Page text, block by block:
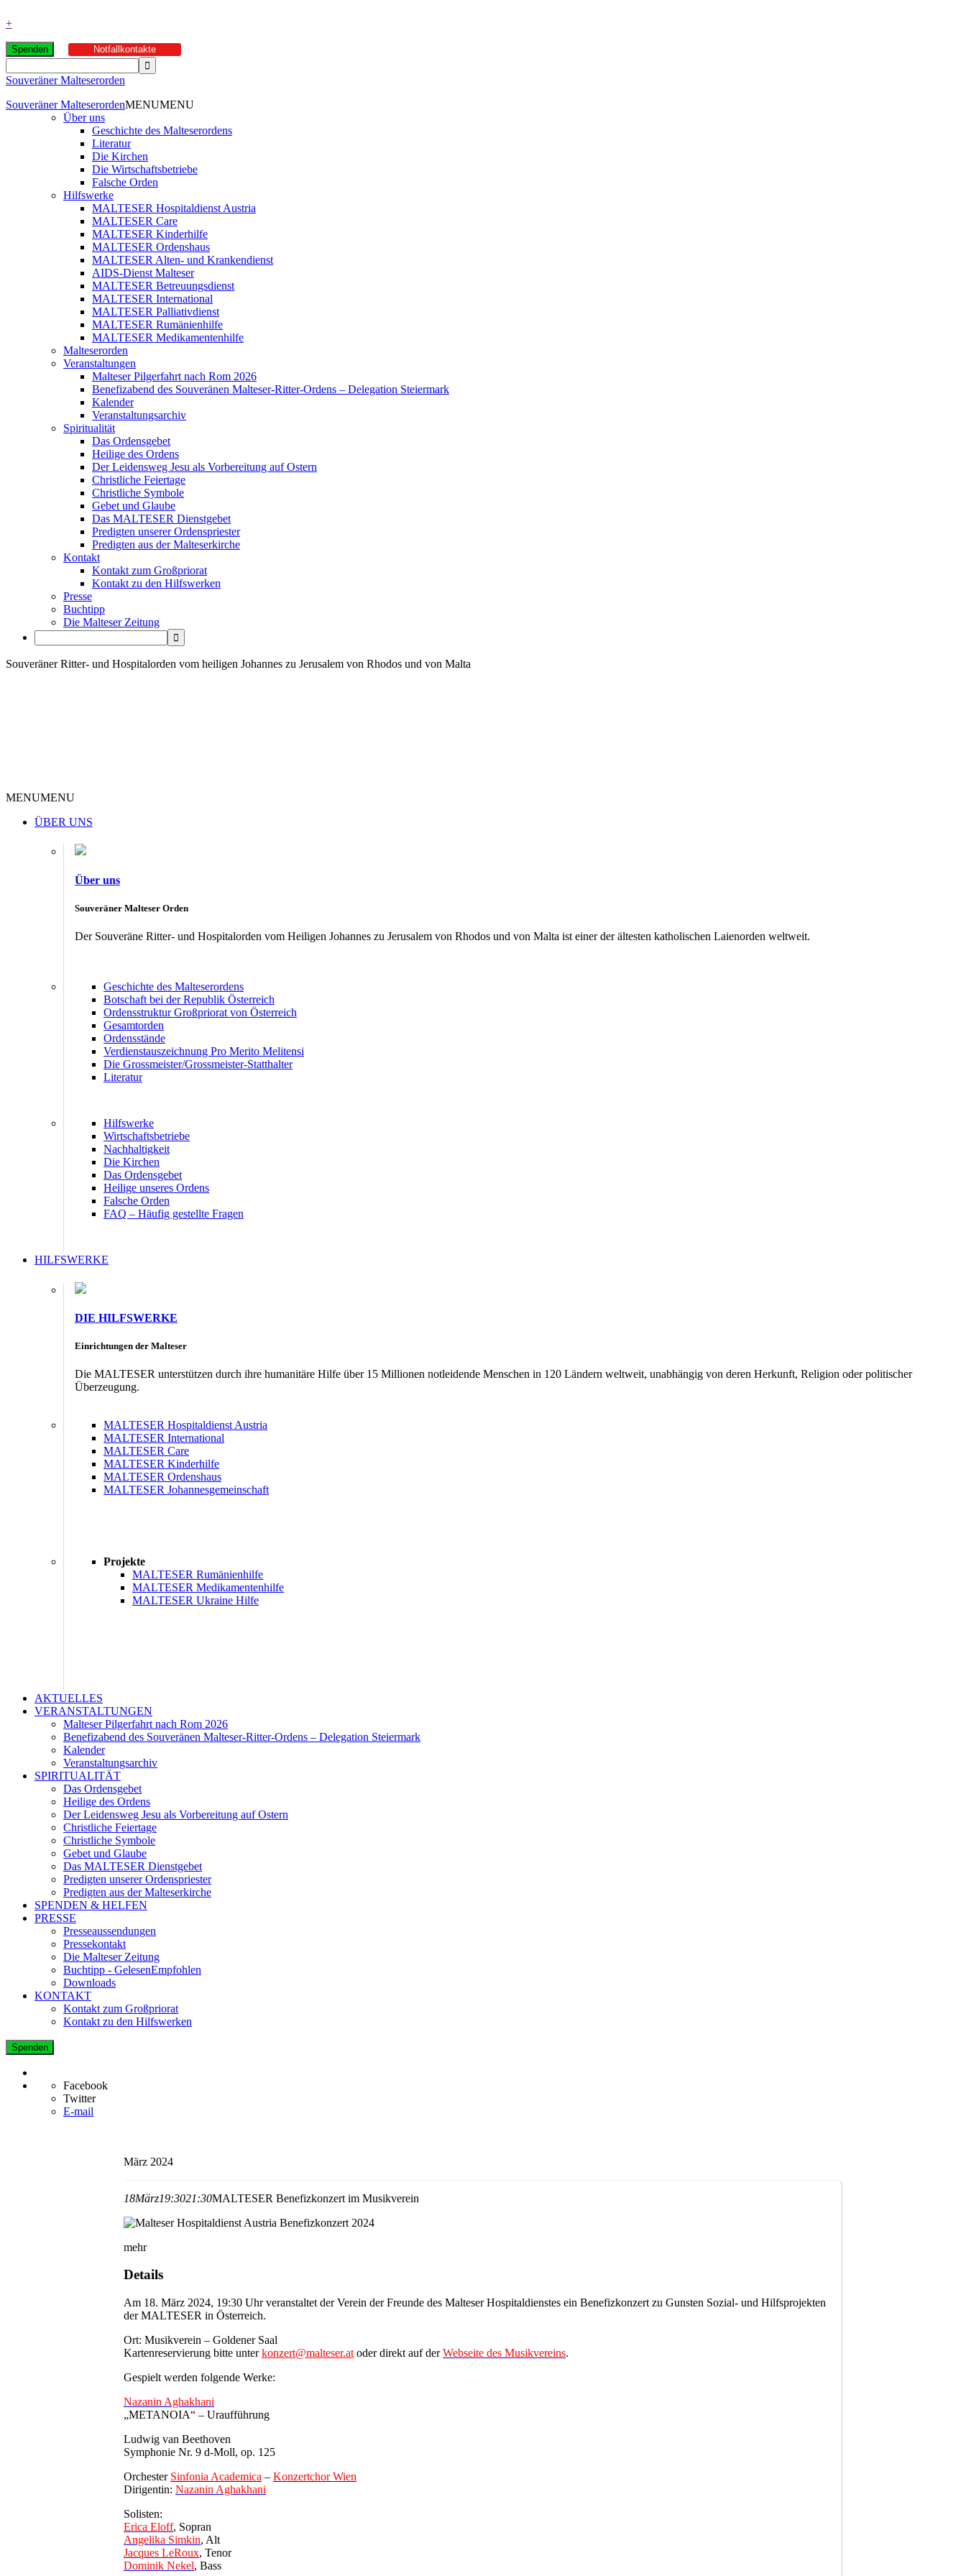
+
Spenden Notfallkontakte
Souveräner Malteserorden
Souveräner MalteserordenMENUMENU
Über uns
Geschichte des Malteserordens
Literatur
Die Kirchen
Die Wirtschaftsbetriebe
Falsche Orden
Hilfswerke
MALTESER Hospitaldienst Austria
MALTESER Care
MALTESER Kinderhilfe
MALTESER Ordenshaus
MALTESER Alten- und Krankendienst
AIDS-Dienst Malteser
MALTESER Betreuungsdienst
MALTESER International
MALTESER Palliativdienst
MALTESER Rumänienhilfe
MALTESER Medikamentenhilfe
Malteserorden
Veranstaltungen
Malteser Pilgerfahrt nach Rom 2026
Benefizabend des Souveränen Malteser-Ritter-Ordens – Delegation Steiermark
Kalender
Veranstaltungsarchiv
Spiritualität
Das Ordensgebet
Heilige des Ordens
Der Leidensweg Jesu als Vorbereitung auf Ostern
Christliche Feiertage
Christliche Symbole
Gebet und Glaube
Das MALTESER Dienstgebet
Predigten unserer Ordenspriester
Predigten aus der Malteserkirche
Kontakt
Kontakt zum Großpriorat
Kontakt zu den Hilfswerken
Presse
Buchtipp
Die Malteser Zeitung
Souveräner Ritter- und Hospitalorden vom heiligen Johannes zu Jerusalem von Rhodos und von Malta
MENUMENU
ÜBER UNS
Über uns
Souveräner Malteser Orden
Der Souveräne Ritter- und Hospitalorden vom Heiligen Johannes zu Jerusalem von Rhodos und von Malta ist einer der ältesten katholischen Laienorden weltweit.
Geschichte des Malteserordens
Botschaft bei der Republik Österreich
Ordensstruktur Großpriorat von Österreich
Gesamtorden
Ordensstände
Verdienstauszeichnung Pro Merito Melitensi
Die Grossmeister/Grossmeister-Statthalter
Literatur
Hilfswerke
Wirtschaftsbetriebe
Nachhaltigkeit
Die Kirchen
Das Ordensgebet
Heilige unseres Ordens
Falsche Orden
FAQ – Häufig gestellte Fragen
HILFSWERKE
DIE HILFSWERKE
Einrichtungen der Malteser
Die MALTESER unterstützen durch ihre humanitäre Hilfe über 15 Millionen notleidende Menschen in 120 Ländern weltweit, unabhängig von deren Herkunft, Religion oder politischer
Überzeugung.
MALTESER Hospitaldienst Austria
MALTESER International
MALTESER Care
MALTESER Kinderhilfe
MALTESER Ordenshaus
MALTESER Johannesgemeinschaft
Projekte
MALTESER Rumänienhilfe
MALTESER Medikamentenhilfe
MALTESER Ukraine Hilfe
AKTUELLES
VERANSTALTUNGEN
Malteser Pilgerfahrt nach Rom 2026
Benefizabend des Souveränen Malteser-Ritter-Ordens – Delegation Steiermark
Kalender
Veranstaltungsarchiv
SPIRITUALITÄT
Das Ordensgebet
Heilige des Ordens
Der Leidensweg Jesu als Vorbereitung auf Ostern
Christliche Feiertage
Christliche Symbole
Gebet und Glaube
Das MALTESER Dienstgebet
Predigten unserer Ordenspriester
Predigten aus der Malteserkirche
SPENDEN & HELFEN
PRESSE
Presseaussendungen
Pressekontakt
Die Malteser Zeitung
Buchtipp - GelesenEmpfohlen
Downloads
KONTAKT
Kontakt zum Großpriorat
Kontakt zu den Hilfswerken
Spenden
Facebook
Twitter
E-mail
März 2024
18März19:3021:30MALTESER Benefizkonzert im Musikverein
mehr
Details
Am 18. März 2024, 19:30 Uhr veranstaltet der Verein der Freunde des Malteser Hospitaldienstes ein Benefizkonzert zu Gunsten Sozial- und Hilfsprojekten
der MALTESER in Österreich.
Ort: Musikverein – Goldener Saal
Kartenreservierung bitte unterkonzert@malteser.at oder direkt auf derWebseite des Musikvereins.
Gespielt werden folgende Werke:
Nazanin Aghakhani
„METANOIA“ – Uraufführung
Ludwig van Beethoven
Symphonie Nr. 9 d-Moll, op. 125
Orchester Sinfonia Academica – Konzertchor Wien
Dirigentin: Nazanin Aghakhani
Solisten:
Erica Eloff, Sopran
Angelika Simkin, Alt
Jacques LeRoux, Tenor
Dominik Nekel, Bass